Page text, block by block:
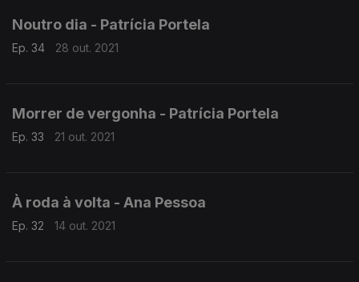
Noutro dia - Patrícia Portela
Ep. 34 28 out. 2021
Morrer de vergonha - Patrícia Portela
Ep. 33 21 out. 2021
À roda à volta - Ana Pessoa
Ep. 32 14 out. 2021